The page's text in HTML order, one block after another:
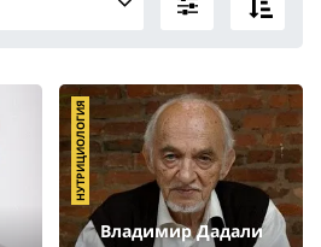
Владимир Дадали
НУТРИЦИОЛОГИЯ